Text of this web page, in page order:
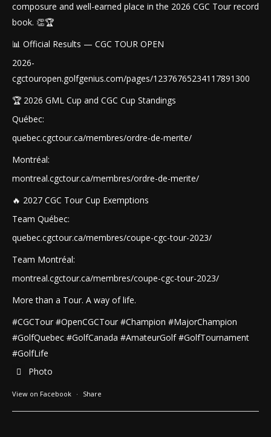
composure and well-earned place in the 2026 CGC Tour record
book. 👏🏆
📊 Official Results — CGC TOUR OPEN
2026-
cgctouropen.golfgenius.com/pages/12376765234117891300
🏆 2026 GML Cup and CGC Cup Standings
Québec:
quebec.cgctour.ca/membres/ordre-de-merite/
Montréal:
montreal.cgctour.ca/membres/ordre-de-merite/
🔥 2027 CGC Tour Cup Exemptions
Team Québec:
quebec.cgctour.ca/membres/coupe-cgc-tour-2023/
Team Montréal:
montreal.cgctour.ca/membres/coupe-cgc-tour-2023/
More than a Tour. A way of life.
#CGCTour #OpenCGCTour #Champion #MajorChampion
#GolfQuebec #GolfCanada #AmateurGolf #GolfTournament
#GolfLife
Photo
View on Facebook · Share